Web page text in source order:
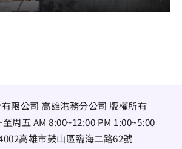
限公司 高雄港務分公司 版權所有
至周五 AM 8:00~12:00 PM 1:00~5:00
高雄市鼓山區臨海二路62號